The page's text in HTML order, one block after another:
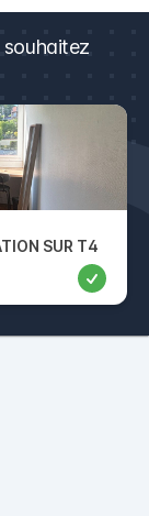
souhaitez
SUR T4